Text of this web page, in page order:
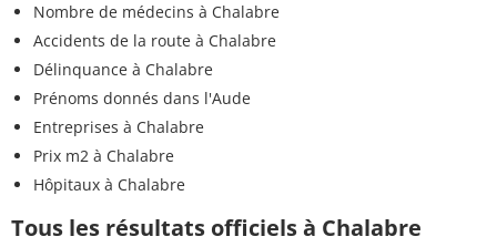
Nombre de médecins à Chalabre
Accidents de la route à Chalabre
Délinquance à Chalabre
Prénoms donnés dans l'Aude
Entreprises à Chalabre
Prix m2 à Chalabre
Hôpitaux à Chalabre
Tous les résultats officiels à Chalabre